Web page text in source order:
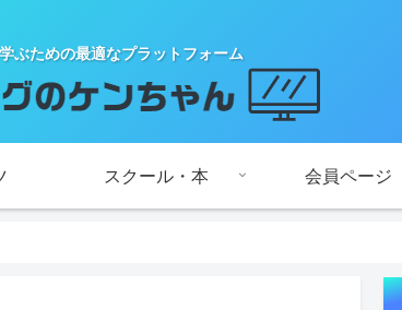
ぶための最適なプラットフォーム
スクール・本 会員ページ